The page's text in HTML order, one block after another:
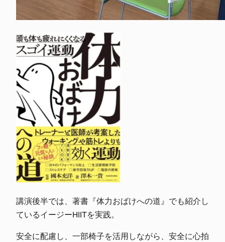
講演後半では、著書『体力おばけへの道』でも紹介し
ているイージーHIITを実践。
安全に配慮し、一部椅子を活用しながら、安全に心拍